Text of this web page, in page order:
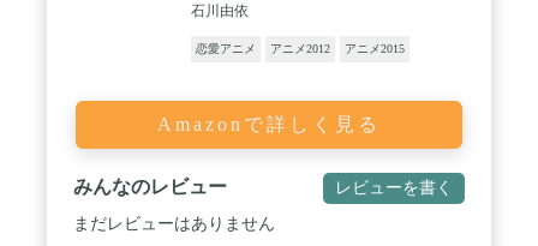
石川由依
恋愛アニメ アニメ2012 アニメ2015
Amazonで詳しく見る
みんなのレビュー レビューを書く
まだレビューはありません